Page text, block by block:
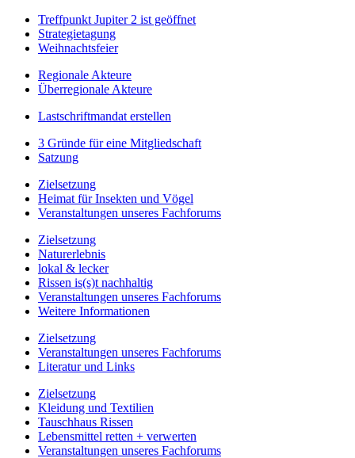
Treffpunkt Jupiter 2 ist geöffnet
Strategietagung
Weihnachtsfeier
Regionale Akteure
Überregionale Akteure
Lastschriftmandat erstellen
3 Gründe für eine Mitgliedschaft
Satzung
Zielsetzung
Heimat für Insekten und Vögel
Veranstaltungen unseres Fachforums
Zielsetzung
Naturerlebnis
lokal & lecker
Rissen is(s)t nachhaltig
Veranstaltungen unseres Fachforums
Weitere Informationen
Zielsetzung
Veranstaltungen unseres Fachforums
Literatur und Links
Zielsetzung
Kleidung und Textilien
Tauschhaus Rissen
Lebensmittel retten + verwerten
Veranstaltungen unseres Fachforums